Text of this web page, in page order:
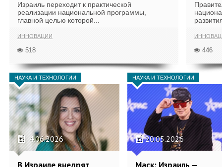
Израиль переходит к практической
реализации национальной программы,
главной целью которой...
ИННОВАЦИИ
518 446
НАУКА И ТЕХНОЛОГИИ
4.06.2026
В Израиле внедрят
НАУКА И ТЕХНОЛОГИИ
20.05.2026
Маск: Израиль —